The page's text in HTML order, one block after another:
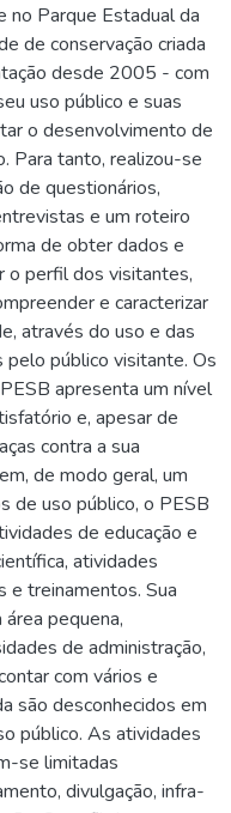
Parque Estadual da
de conservação criada
desde 2005 - com
uso público e suas
o desenvolvimento de
Para tanto, realizou-se
de questionários,
e um roteiro
de obter dados e
o perfil dos visitantes,
e caracterizar
através do uso e das
público visitante. Os
apresenta um nível
e, apesar de
contra a sua
de modo geral, um
de uso público, o PESB
de educação e
atividades
e treinamentos. Sua
pequena,
de administração,
com vários e
são desconhecidos em
público. As atividades
se limitadas
divulgação, infra-